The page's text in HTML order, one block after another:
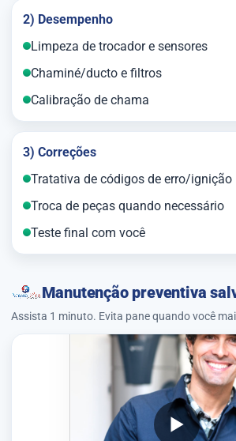
2) Desempenho
Limpeza de trocador e sensores
Chaminé/ducto e filtros
Calibração de chama
3) Correções
Tratativa de códigos de erro/ignição
Troca de peças quando necessário
Teste final com você
Manutenção preventiva
Assista 1 minuto. Evita pane quando você